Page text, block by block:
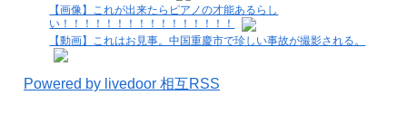
【画像】これが出来たらピアノの才能あるらし
い！！！！！！！！！！！！！！！！
【動画】これはお見事。中国重慶市で珍しい事故が撮影される。
Powered by livedoor 相互RSS